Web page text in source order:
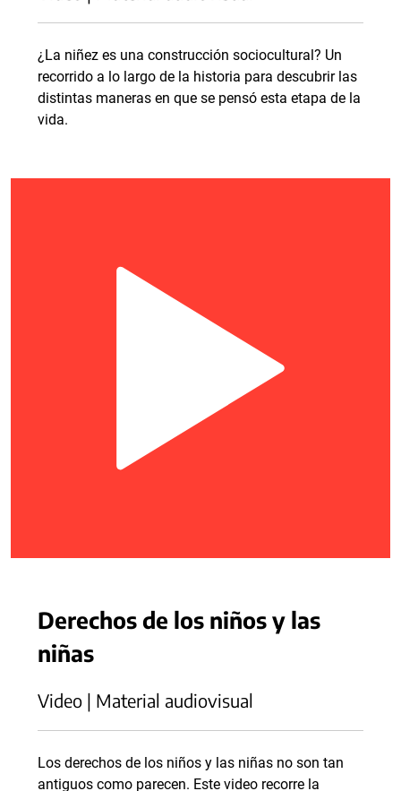
¿La niñez es una construcción sociocultural? Un
recorrido a lo largo de la historia para descubrir las
distintas maneras en que se pensó esta etapa de la
vida.
Derechos de los niños y las
niñas
Video | Material audiovisual
Los derechos de los niños y las niñas no son tan
antiguos como parecen. Este video recorre la